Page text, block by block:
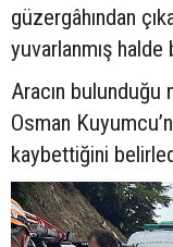
güzergâhından
yuvarlanmış halde
Aracın bulunduğu
Osman
kaybettiğini